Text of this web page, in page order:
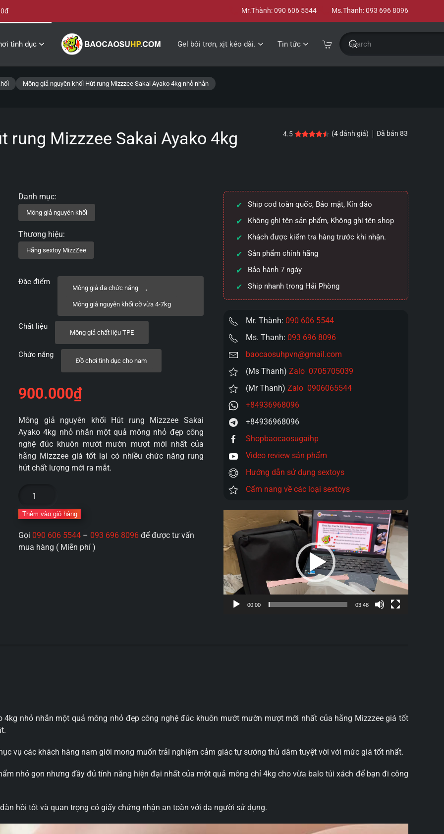
Mr.Thành: 090 606 5544 Ms.Thanh: 093 696 8096
tình dục Gel bôi trơn, xịt kéo dài. Tin tức
Mông giả nguyên khối Hút rung Mizzzee Sakai Ayako 4kg nhỏ nhắn
rung Mizzzee Sakai Ayako 4kg
4.5 4.5 trên 5 dựa trên
4 đánh giá
(4đánh giá) Đã bán83
Đặc điểm
Mông giả đa chức năng ,
Mông giả nguyên khối cỡ vừa 4-7kg
Chất liệu
Mông giả chất liệu TPE
Chức năng
Đồ chơi tình dục cho nam
900.000₫
Mông giả nguyên khối Hút rung Mizzzee Sakai
Ayako 4kg nhỏ nhắn một quả mông nhỏ đẹp công
nghệ đúc khuôn mướt mườn mượt mới nhất của
hãng Mizzzee giá tốt lại có nhiều chức năng rung
hút chất lượng mới ra mắt.
nguyên
Hút
rung
Thêm vào giỏ hàng
Gọi 090 606 5544 – 093 696 8096 để được tư vấn
mua hàng ( Miễn phí )
Ship cod toàn quốc, Bảo mật, Kín đáo
Không ghi tên sản phẩm, Không ghi tên shop
Khách được kiểm tra hàng trước khi nhận.
Sản phẩm chính hãng
Bảo hành 7 ngày
Ship nhanh trong Hải Phòng
Mr. Thành: 090 606 5544
Ms. Thanh: 093 696 8096
baocaosuhpvn@gmail.com
(Ms Thanh) Zalo 0705705039
(Mr Thanh) Zalo 0906065544
+84936968096
+84936968096
Shopbaocaosugaihp
Video review sản phẩm
Hướng dẫn sử dụng sextoys
Cẩm nang về các loại sextoys
chơi
Video
00:00 03:48
4kg nhỏ nhắn một quả mông nhỏ đẹp công nghệ đúc khuôn mướt mườn mượt mới nhất của hãng Mizzzee giá tốt
vụ các khách hàng nam giới mong muốn trải nghiệm cảm giác tự sướng thủ dâm tuyệt vời với mức giá tốt nhất.
nhỏ gọn nhưng đầy đủ tính năng hiện đại nhất của một quả mông chỉ 4kg cho vừa balo túi xách để bạn đi công
hồi tốt và quan trọng có giấy chứng nhận an toàn với da người sử dụng.